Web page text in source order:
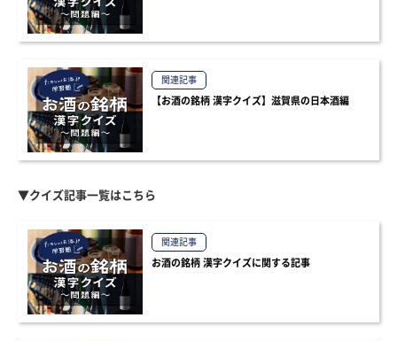
関連記事
【お酒の銘柄 漢字クイズ】滋賀県の日本酒編
▼クイズ記事一覧はこちら
関連記事
お酒の銘柄 漢字クイズに関する記事